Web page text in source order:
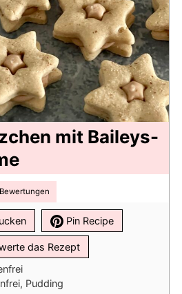
mit Baileys-
Pin Recipe
das Rezept
Pudding